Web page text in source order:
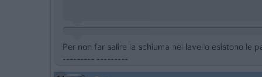
Per non far salire la schiuma nel lavello esistono le
--------- ---------